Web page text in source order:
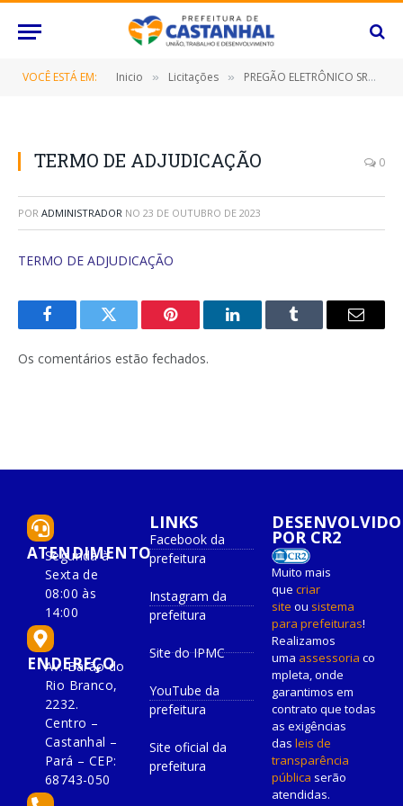
VOCÊ ESTÁ EM: Inicio » Licitações » PREGÃO ELETRÔNICO SRP Nº 060/2023 (CONTRATAÇÃO DE EMPRESA ESPECIALIZADA PARA FORNECIMENTO DE UTENSÍLIOS E EQUIPAMENTOS PARA COPA COZINHA, DESTINADO A ATENDER AS NECESSIDADES DAS DIVERSAS SECRETARIAS/FUNDOS MUNICIPAIS)
TERMO DE ADJUDICAÇÃO 0
POR ADMINISTRADOR NO 23 DE OUTUBRO DE 2023
TERMO DE ADJUDICAÇÃO
FacebookTwitter Pinterest O
Tumblr
E-
Os comentários estão fechados.
ATENDIMENTO
Segunda à
Sexta de
08:00 às
14:00
ENDEREÇO
Av. Barão do
Rio Branco,
2232.
Centro –
Castanhal –
Pará – CEP:
68743-050
LINKS
Facebook da
prefeitura
Instagram da
prefeitura
Site do IPMC
YouTube da
prefeitura
Site oficial da
prefeitura
DESENVOLVIDO
POR CR2
Muito mais
que criar
site ou sistema
para prefeituras!
Realizamos
uma assessoria co
mpleta, onde
garantimos em
contrato que todas
as exigências
das leis de
transparência
pública serão
atendidas.